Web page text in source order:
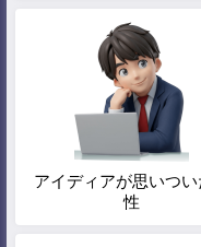
アイディアが思いつい
性